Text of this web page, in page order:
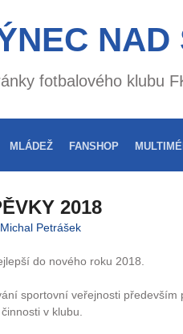
NAD
fotbalového klubu
MLÁDEŽ FANSHOP
2018
Michal Petrášek
do nového roku 2018.
sportovní veřejnosti především
v klubu.